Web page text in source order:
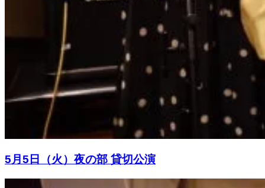
5月5日（火）夜の部 貸切公演